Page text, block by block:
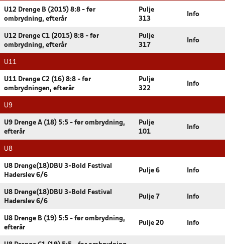
U12 Drenge B (2015) 8:8 - før
ombrydning, efterår
Pulje
313
Info
U12 Drenge C1 (2015) 8:8 - før
ombrydning, efterår
Pulje
317
Info
U11
U11 Drenge C2 (16) 8:8 - før
ombrydningen, efterår
Pulje
322
Info
U9
U9 Drenge A (18) 5:5 - før ombrydning,
efterår
Pulje
101
Info
U8
U8 Drenge(18)DBU 3-Bold Festival
Haderslev 6/6
Pulje 6 Info
U8 Drenge(18)DBU 3-Bold Festival
Haderslev 6/6
Pulje 7 Info
U8 Drenge B (19) 5:5 - før ombrydning,
efterår
Pulje 20 Info